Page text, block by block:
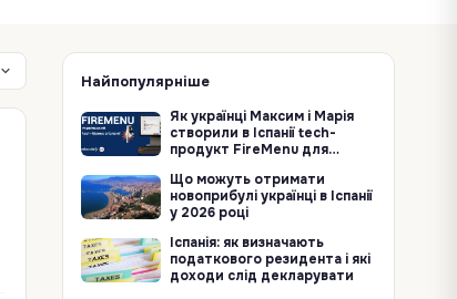
Найпопулярніше
Як українці Максим і Марія
створили в Іспанії tech-
продукт FireMenu для
Що можуть отримати
новоприбулі українці в Іспанії
у 2026 році
Іспанія: як визначають
податкового резидента і які
доходи слід декларувати